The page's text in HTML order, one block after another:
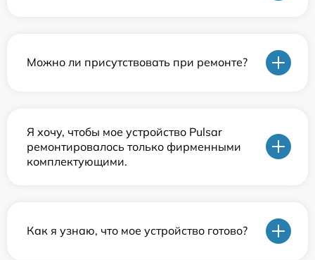
Можно ли присутствовать при ремонте?
Я хочу, чтобы мое устройство Pulsar
ремонтировалось только фирменными
комплектующими.
Как я узнаю, что мое устройство готово?